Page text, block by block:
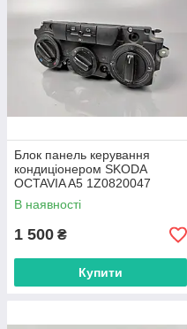
Блок панель керування
кондиціонером SKODA
OCTAVIA A5 1Z0820047
В наявності
1 500 ₴
Купити